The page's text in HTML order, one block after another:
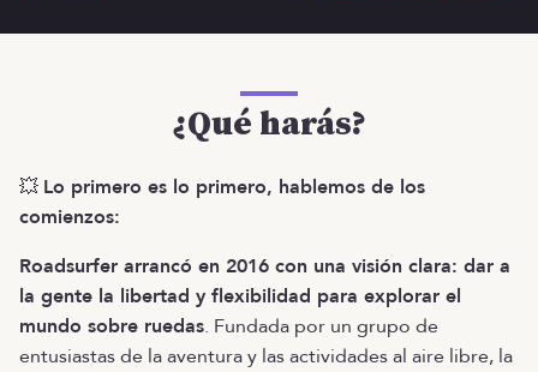
¿Qué harás?
💥 Lo primero es lo primero, hablemos de los
comienzos:
Roadsurfer arrancó en 2016 con una visión clara: dar a
la gente la libertad y flexibilidad para explorar el
mundo sobre ruedas. Fundada por un grupo de
entusiastas de la aventura y las actividades al aire libre, la